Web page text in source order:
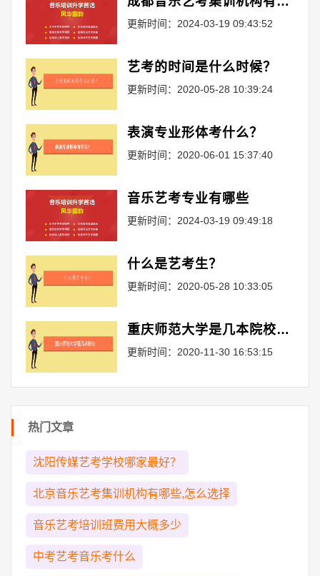
更新时间：2024-03-19 09:43:52
艺考的时间是什么时候？
更新时间：2020-05-28 10:39:24
表演专业形体考什么？
更新时间：2020-06-01 15:37:40
音乐艺考专业有哪些
更新时间：2024-03-19 09:49:18
什么是艺考生？
更新时间：2020-05-28 10:33:05
重庆师范大学是几本院校（重庆师范大学是985还是211）
更新时间：2020-11-30 16:53:15
热门文章
沈阳传媒艺考学校哪家最好？
北京音乐艺考集训机构有哪些,怎么选择
音乐艺考培训班费用大概多少
中考艺考音乐考什么